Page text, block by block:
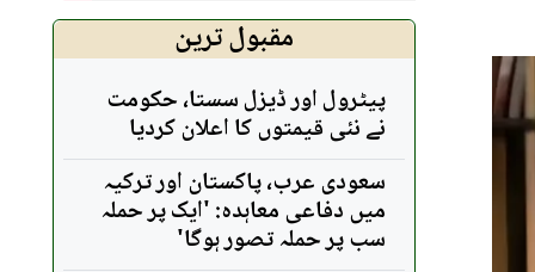
مقبول ترین
پیٹرول اور ڈیزل سستا، حکومت
نے نئی قیمتوں کا اعلان کردیا
سعودی عرب، پاکستان اور ترکیہ
میں دفاعی معاہدہ: 'ایک پر حملہ
سب پر حملہ تصور ہوگا'